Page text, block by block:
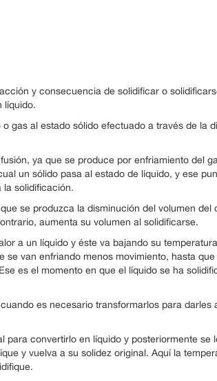
y consecuencia de solidificar o
líquido.
gas al estado sólido efectuado a través de la
ya que se produce por enfriamiento del
un sólido pasa al estado de líquido, y ese
la solidificación.
se produzca la disminución del volumen del
aumenta su volumen al solidificarse.
a un líquido y éste va bajando su
se van enfriando menos movimiento, hasta
es el momento en que el líquido se ha
es necesario transformarlos para darles
para convertirlo en líquido y posteriormente se
y vuelva a su solidez original. Aquí la